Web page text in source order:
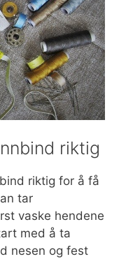
riktig
riktig for å få
tar
vaske hendene
med å ta
nesen og fest